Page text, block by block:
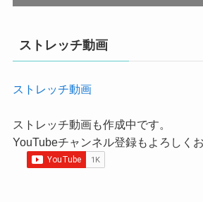
ストレッチ動画
ストレッチ動画
ストレッチ動画も作成中です。
YouTubeチャンネル登録もよろしく